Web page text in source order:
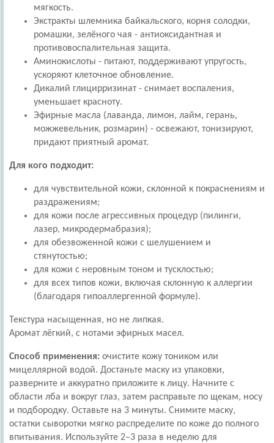
мягкость.
Экстракты шлемника байкальского, корня солодки,
ромашки, зелёного чая - антиоксидантная и
противовоспалительная защита.
Аминокислоты - питают, поддерживают упругость,
ускоряют клеточное обновление.
Дикалий глицирризинат - снимает воспаления,
уменьшает красноту.
Эфирные масла (лаванда, лимон, лайм, герань,
можжевельник, розмарин) - освежают, тонизируют,
придают приятный аромат.
Для кого подходит:
для чувствительной кожи, склонной к покраснениям и
раздражениям;
для кожи после агрессивных процедур (пилинги,
лазер, микродермабразия);
для обезвоженной кожи с шелушением и
стянутостью;
для кожи с неровным тоном и тусклостью;
для всех типов кожи, включая склонную к аллергии
(благодаря гипоаллергенной формуле).
Текстура насыщенная, но не липкая.
Аромат лёгкий, с нотами эфирных масел.
Способ применения: очистите кожу тоником или
мицеллярной водой. Достаньте маску из упаковки,
разверните и аккуратно приложите к лицу. Начните с
области лба и вокруг глаз, затем расправьте по щекам, носу
и подбородку. Оставьте на 3 минуты. Снимите маску,
остатки сыворотки мягко распределите по коже до полного
впитывания. Используйте 2–3 раза в неделю для